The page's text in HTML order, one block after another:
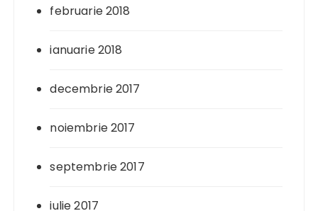
februarie 2018
ianuarie 2018
decembrie 2017
noiembrie 2017
septembrie 2017
iulie 2017